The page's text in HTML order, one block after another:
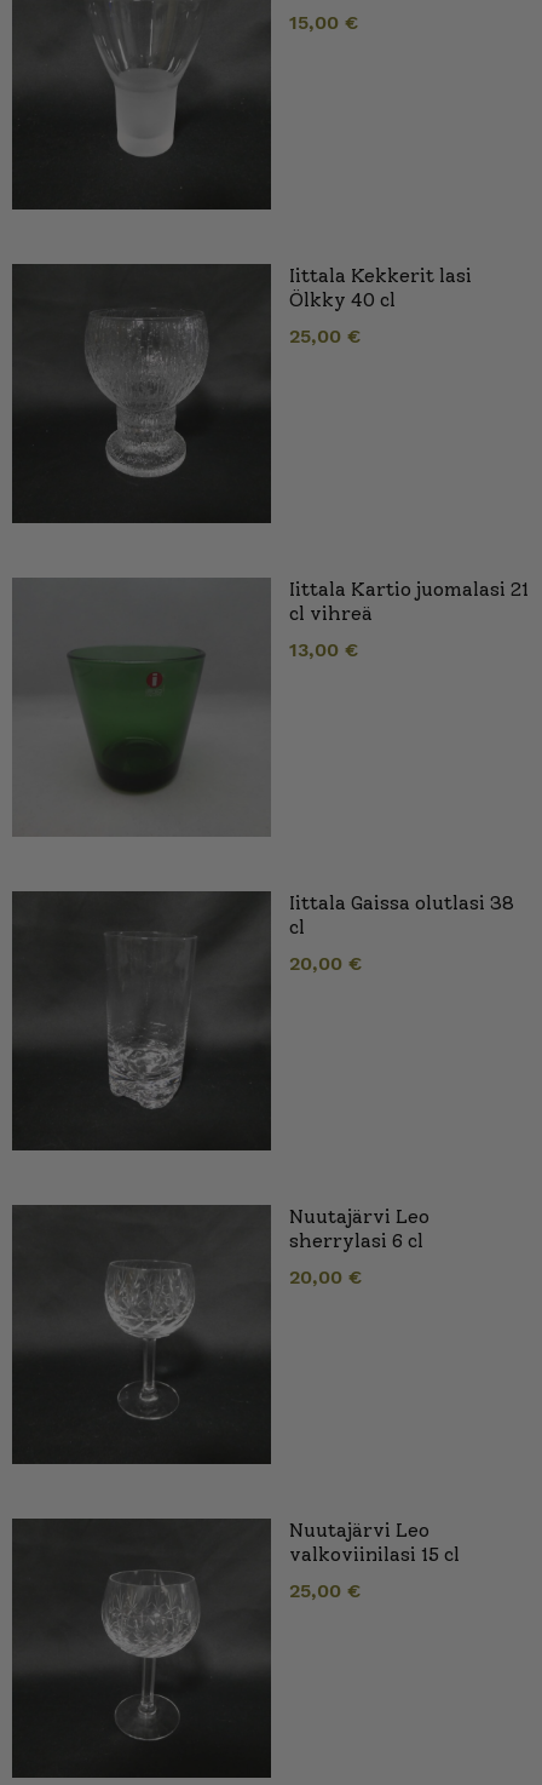
15,00 €
Iittala Kekkerit lasi
Ölkky 40 cl
25,00 €
Iittala Kartio juomalasi 21
cl vihreä
13,00 €
Iittala Gaissa olutlasi 38
cl
20,00 €
Nuutajärvi Leo
sherrylasi 6 cl
20,00 €
Nuutajärvi Leo
valkoviinilasi 15 cl
25,00 €